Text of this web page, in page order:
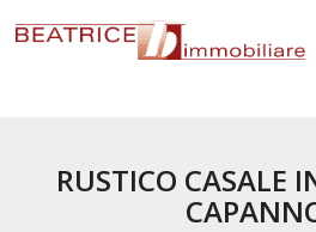
RUSTICO CASALE